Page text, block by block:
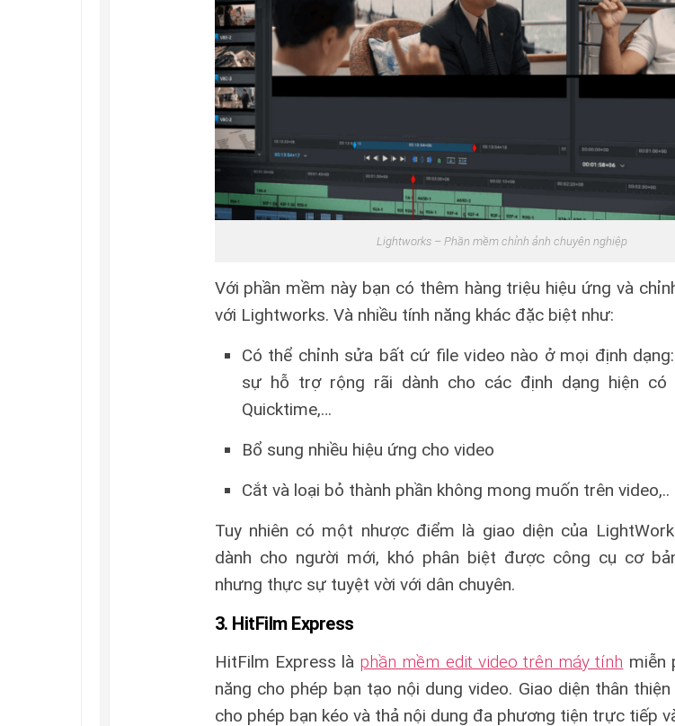
Lightworks – Phần mềm chỉnh ảnh chuyên nghiệp
Với phần mềm này bạn có thêm hàng triệu hiệu ứng và
với Lightworks. Và nhiều tính năng khác đặc biệt như:
Có thể chỉnh sửa bất cứ file video nào ở mọi định
sự hỗ trợ rộng rãi dành cho các định dạng hiện có
Quicktime,…
Bổ sung nhiều hiệu ứng cho video
Cắt và loại bỏ thành phần không mong muốn trên video,..
Tuy nhiên có một nhược điểm là giao diện của
dành cho người mới, khó phân biệt được công cụ cơ
nhưng thực sự tuyệt vời với dân chuyên.
3. HitFilm Express
HitFilm Express là phần mềm edit video trên máy tính miễn
năng cho phép bạn tạo nội dung video. Giao diện thân
cho phép bạn kéo và thả nội dung đa phương tiện trực tiếp